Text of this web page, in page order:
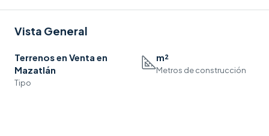
Vista General
Terrenos en Venta en
Mazatlán
Tipo
m²
Metros de construcción